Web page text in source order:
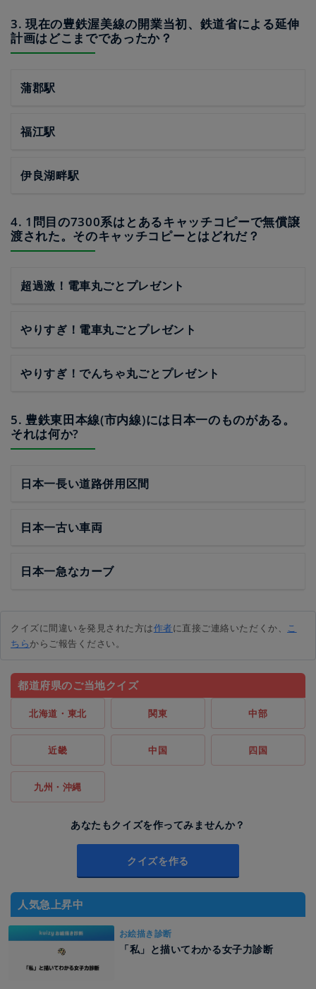
3. 現在の豊鉄渥美線の開業当初、鉄道省による延伸
計画はどこまでであったか？
蒲郡駅
福江駅
伊良湖畔駅
4. 1問目の7300系はとあるキャッチコピーで無償譲
渡された。そのキャッチコピーとはどれだ？
超過激！電車丸ごとプレゼント
やりすぎ！電車丸ごとプレゼント
やりすぎ！でんちゃ丸ごとプレゼント
5. 豊鉄東田本線(市内線)には日本一のものがある。
それは何か?
日本一長い道路併用区間
日本一古い車両
日本一急なカーブ
クイズに間違いを発見された方は作者に直接ご連絡いただくか、 こ
ちらからご報告ください。
都道府県のご当地クイズ
北海道・東北 関東 中部
近畿 中国 四国
九州・沖縄
あなたもクイズを作ってみませんか？
クイズを作る
人気急上昇中
お絵描き診断
「私」と描いてわかる女子力診断